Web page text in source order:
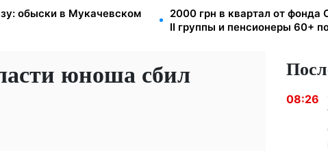
обыски в Мукачевском
2000 грн в квартал от
II группы и пенсионеры 60+
юноша сбил
08:26